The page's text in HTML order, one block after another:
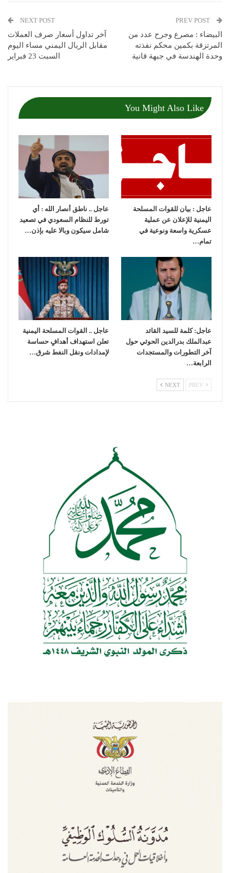
البيضاء : مصرع وجرح عدد من
المرتزقة بكمين محكم نفذته
وحدة الهندسة في جبهة قانية
NEXT POST
آخر تداول أسعار صرف العملات
مقابل الريال اليمني مساء اليوم
السبت 23 فبراير
You Might Also Like
عاجل : بيان للقوات المسلحة
اليمنية للإعلان عن عملية
عسكرية واسعة ونوعية في
تمام…
عاجل .. ناطق أنصار الله : أي
تورط للنظام السعودي في تصعيد
شامل سيكون وبالا عليه بإذن…
عاجل: كلمة للسيد القائد
عبدالملك بدرالدين الحوثي حول
آخر التطورات والمستجدات
الرابعة…
عاجل .. القوات المسلحة اليمنية
تعلن استهداف أهدافٍ حساسة
لإمدادات ونقل النفط شرق…
NEXT